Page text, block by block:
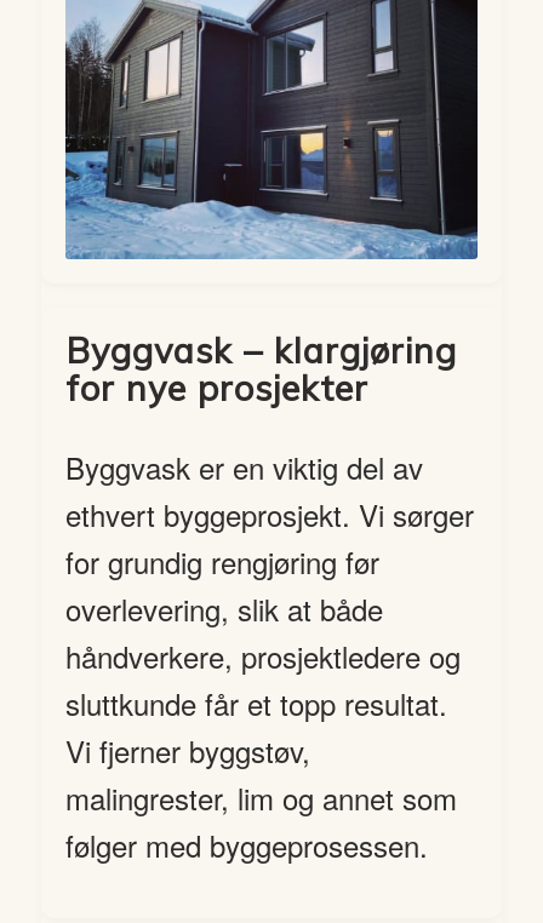
Byggvask – klargjøring
for nye prosjekter
Byggvask er en viktig del av
ethvert byggeprosjekt. Vi sørger
for grundig rengjøring før
overlevering, slik at både
håndverkere, prosjektledere og
sluttkunde får et topp resultat.
Vi fjerner byggstøv,
malingrester, lim og annet som
følger med byggeprosessen.